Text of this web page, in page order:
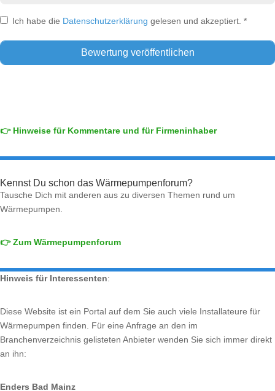
Ich habe die Datenschutzerklärung gelesen und akzeptiert. *
👉 Hinweise für Kommentare und für Firmeninhaber
Kennst Du schon das Wärmepumpenforum?
Tausche Dich mit anderen aus zu diversen Themen rund um
Wärmepumpen.
👉 Zum Wärmepumpenforum
Hinweis für Interessenten:
Diese Website ist ein Portal auf dem Sie auch viele Installateure für
Wärmepumpen finden. Für eine Anfrage an den im
Branchenverzeichnis gelisteten Anbieter wenden Sie sich immer direkt
an ihn:
Enders Bad Mainz